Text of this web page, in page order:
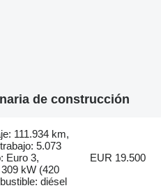
de construcción
111.934 km,
5.073
Euro 3,
kW (420
diésel
EUR 19.500